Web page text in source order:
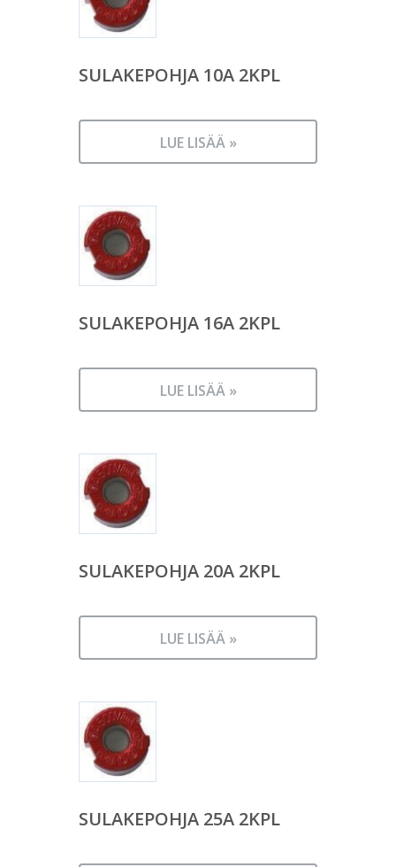
SULAKEPOHJA 10A 2KPL
LUE LISÄÄ »
SULAKEPOHJA 16A 2KPL
LUE LISÄÄ »
SULAKEPOHJA 20A 2KPL
LUE LISÄÄ »
SULAKEPOHJA 25A 2KPL